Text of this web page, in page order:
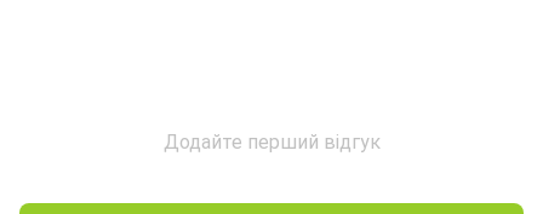
Додайте перший відгук